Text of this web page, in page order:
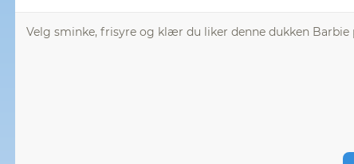
Velg sminke, frisyre og klær du liker denne dukken